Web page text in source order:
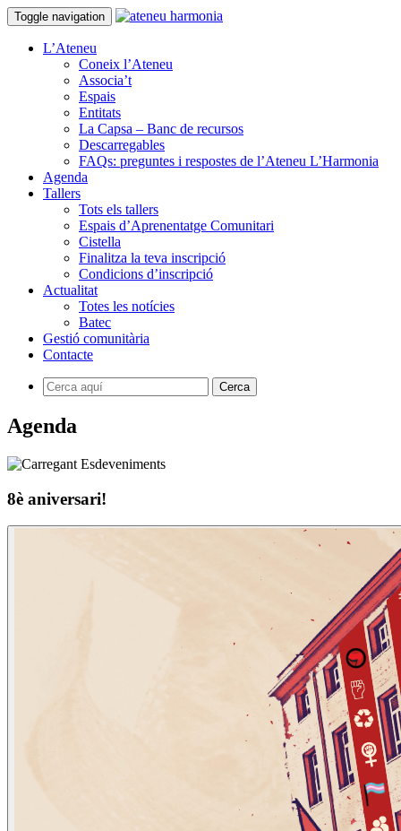
Toggle navigation
L’Ateneu
Coneix l’Ateneu
Associa’t
Espais
Entitats
La Capsa – Banc de recursos
Descarregables
FAQs: preguntes i respostes de l’Ateneu L’Harmonia
Agenda
Tallers
Tots els tallers
Espais d’Aprenentatge Comunitari
Cistella
Finalitza la teva inscripció
Condicions d’inscripció
Actualitat
Totes les notícies
Batec
Gestió comunitària
Contacte
Agenda
8è aniversari!